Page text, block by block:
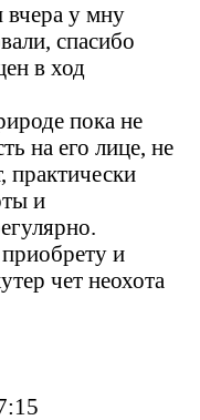
вчера у мну
спасибо
в ход
пока не
на его лице, не
практически
и
и
чет неохота